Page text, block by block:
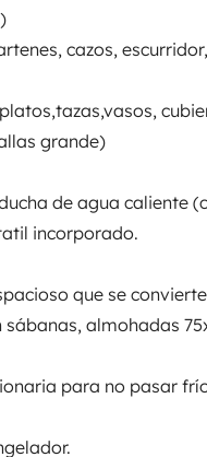
cazos, escurridor,
grande)
de agua caliente
incorporado.
que se
almohadas
para no pasar